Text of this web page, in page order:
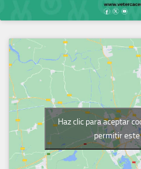
Haz clic para aceptar
permitir este